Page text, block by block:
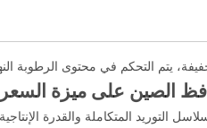
الرطوبة النهائي عادةً في حدود ±0.5% إلى 1%. يضمن هذا
الصين على ميزة السعر
التوريد المتكاملة والقدرة